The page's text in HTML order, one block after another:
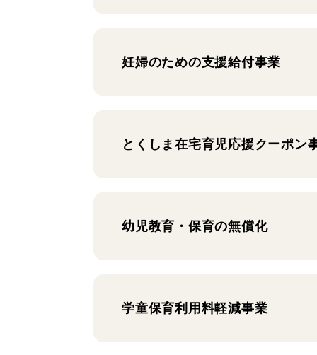
妊婦のための支援給付事業
とくしま在宅育児応援クーポン
幼児教育・保育の無償化
学童保育利用料軽減事業